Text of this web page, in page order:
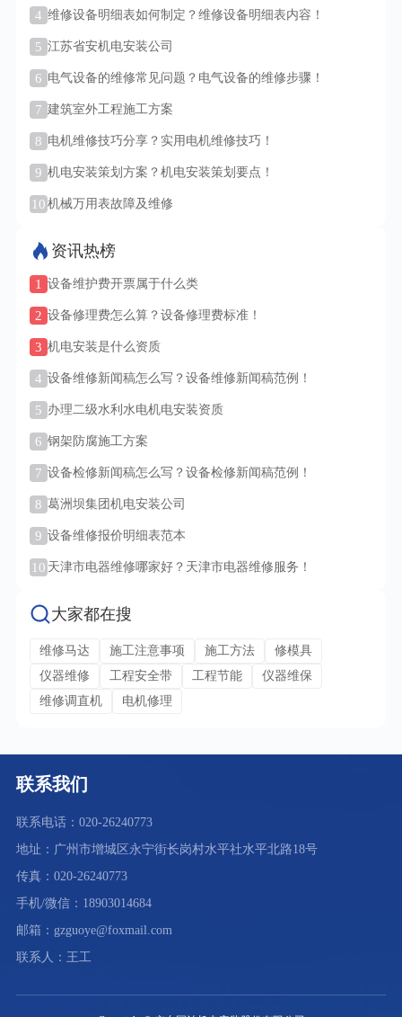
4 维修设备明细表如何制定？维修设备明细表内容！
5 江苏省安机电安装公司
6 电气设备的维修常见问题？电气设备的维修步骤！
7 建筑室外工程施工方案
8 电机维修技巧分享？实用电机维修技巧！
9 机电安装策划方案？机电安装策划要点！
10 机械万用表故障及维修
资讯热榜
1 设备维护费开票属于什么类
2 设备修理费怎么算？设备修理费标准！
3 机电安装是什么资质
4 设备维修新闻稿怎么写？设备维修新闻稿范例！
5 办理二级水利水电机电安装资质
6 钢架防腐施工方案
7 设备检修新闻稿怎么写？设备检修新闻稿范例！
8 葛洲坝集团机电安装公司
9 设备维修报价明细表范本
10 天津市电器维修哪家好？天津市电器维修服务！
大家都在搜
维修马达 施工注意事项 施工方法
修模具
仪器维修
工程安全带 工程节能
仪器维保
维修调直机
电机修理
联系我们
联系电话：020-26240773
地址：广州市增城区永宁街长岗村水平社水平北路18号
传真：020-26240773
手机/微信：18903014684
邮箱：gzguoye@foxmail.com
联系人：王工